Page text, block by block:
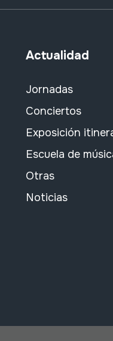
Actualidad
Jornadas
Conciertos
Exposición
Escuela de
Otras
Noticias